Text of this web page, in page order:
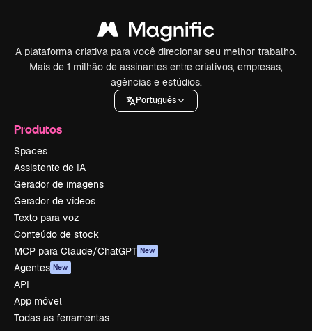
A plataforma criativa para você direcionar seu melhor trabalho.
Mais de 1 milhão de assinantes entre criativos, empresas,
agências e estúdios.
Português
Produtos
Spaces
Assistente de IA
Gerador de imagens
Gerador de vídeos
Texto para voz
Conteúdo de stock
MCP para Claude/ChatGPT New
Agentes New
API
App móvel
Todas as ferramentas